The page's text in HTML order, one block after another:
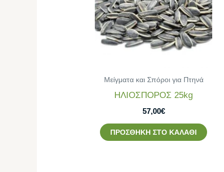
Μείγματα και Σπόροι για Πτηνά
ΗΛΙΟΣΠΟΡΟΣ 25kg
57,00€
ΠΡΟΣΘΉΚΗ ΣΤΟ ΚΑΛΆΘΙ